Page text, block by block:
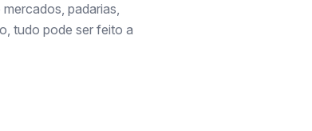
padarias,
tudo pode ser feito a